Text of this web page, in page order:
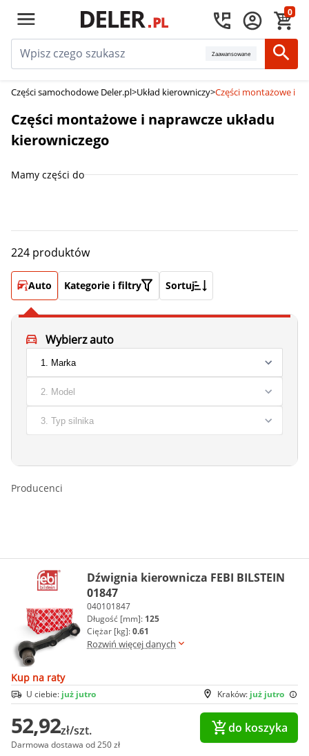
0
Zaawansowane
Części samochodowe Deler.pl>Układ kierowniczy>Części montażowe i
Części montażowe i naprawcze układu
kierowniczego
Mamy części do
224 produktów
Auto Kategorie i filtry Sortuj
Wybierz auto
Producenci
Dźwignia kierownicza FEBI BILSTEIN
01847
040101847
Długość [mm]: 125
Ciężar [kg]:0.61
Rozwiń więcej danych
Kup na raty
Kraków: już jutro
U ciebie: już jutro
52,92zł/szt.
Darmowa dostawa od 250 zł
do koszyka